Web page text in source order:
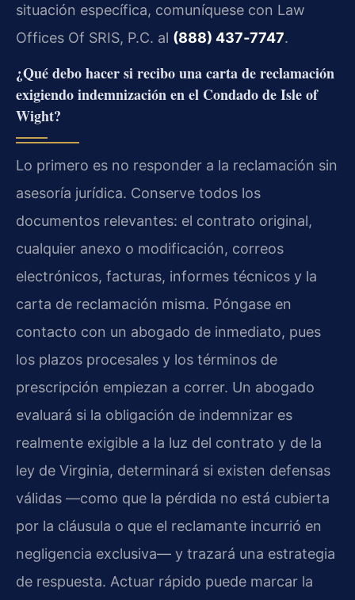
situación específica, comuníquese con Law
Offices Of SRIS, P.C. al (888) 437‑7747.
¿Qué debo hacer si recibo una carta de reclamación
exigiendo indemnización en el Condado de Isle of
Wight?
Lo primero es no responder a la reclamación sin
asesoría jurídica. Conserve todos los
documentos relevantes: el contrato original,
cualquier anexo o modificación, correos
electrónicos, facturas, informes técnicos y la
carta de reclamación misma. Póngase en
contacto con un abogado de inmediato, pues
los plazos procesales y los términos de
prescripción empiezan a correr. Un abogado
evaluará si la obligación de indemnizar es
realmente exigible a la luz del contrato y de la
ley de Virginia, determinará si existen defensas
válidas —como que la pérdida no está cubierta
por la cláusula o que el reclamante incurrió en
negligencia exclusiva— y trazará una estrategia
de respuesta. Actuar rápido puede marcar la